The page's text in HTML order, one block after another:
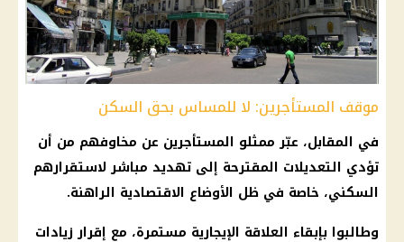
موقف المستأجرين: لا للمساس بحق السكن
في المقابل، عبّر ممثلو المستأجرين عن مخاوفهم من أن
تؤدي التعديلات المقترحة إلى تهديد مباشر لاستقرارهم
السكني، خاصة في ظل الأوضاع الاقتصادية الراهنة.
وطالبوا بإبقاء العلاقة الإيجارية مستمرة، مع إقرار زيادات